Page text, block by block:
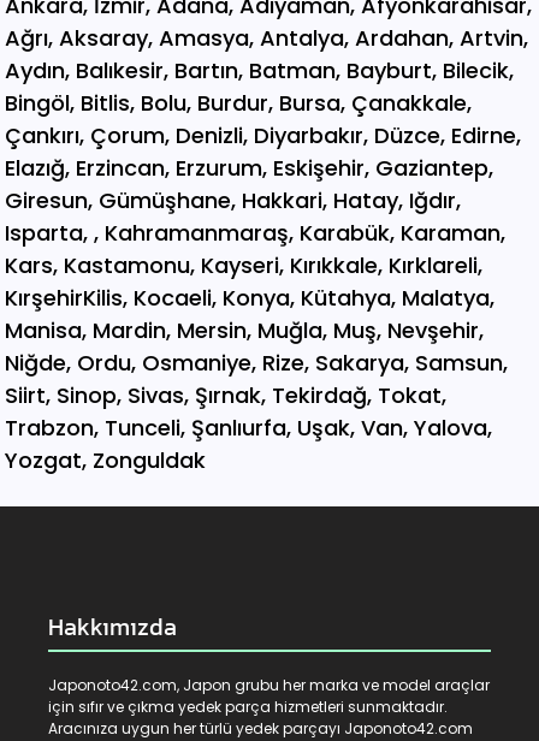
Hakkımızda
Japonoto42.com, Japon grubu her marka ve model araçlar
için sıfır ve çıkma yedek parça hizmetleri sunmaktadır.
Aracınıza uygun her türlü yedek parçayı Japonoto42.com